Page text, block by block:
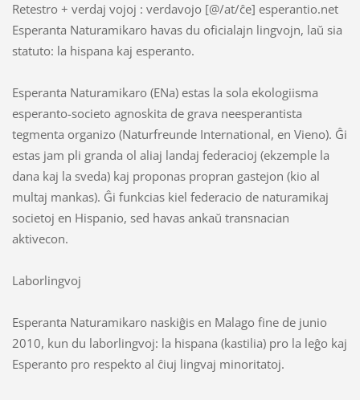
Retestro + verdaj vojoj : verdavojo [@/at/ĉe] esperantio.net
Esperanta Naturamikaro havas du oficialajn lingvojn, laŭ sia
statuto: la hispana kaj esperanto.
Esperanta Naturamikaro (ENa) estas la sola ekologiisma
esperanto-societo agnoskita de grava neesperantista
tegmenta organizo (Naturfreunde International, en Vieno). Ĝi
estas jam pli granda ol aliaj landaj federacioj (ekzemple la
dana kaj la sveda) kaj proponas propran gastejon (kio al
multaj mankas). Ĝi funkcias kiel federacio de naturamikaj
societoj en Hispanio, sed havas ankaŭ transnacian
aktivecon.
Laborlingvoj
Esperanta Naturamikaro naskiĝis en Malago fine de junio
2010, kun du laborlingvoj: la hispana (kastilia) pro la leĝo kaj
Esperanto pro respekto al ĉiuj lingvaj minoritatoj.